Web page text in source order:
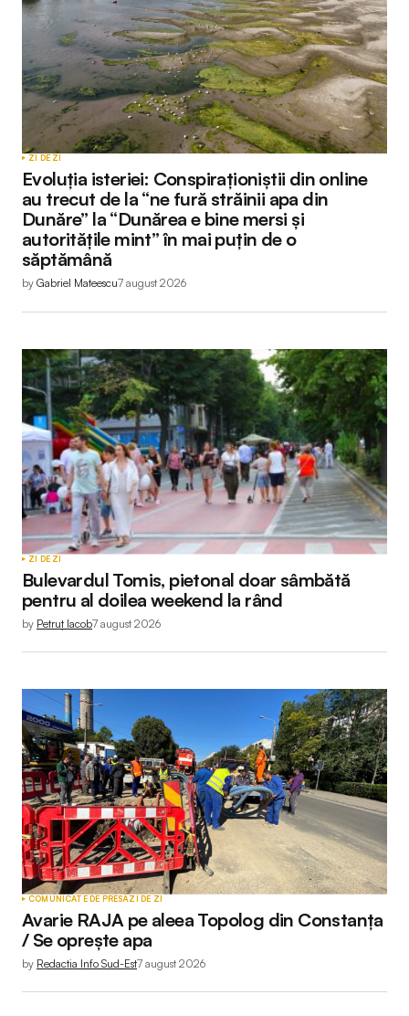
ZI DE ZI
Evoluția isteriei: Conspiraționiștii din online
au trecut de la “ne fură străinii apa din
Dunăre” la “Dunărea e bine mersi și
autoritățile mint” în mai puțin de o
săptămână
by Gabriel Mateescu7 august 2026
ZI DE ZI
Bulevardul Tomis, pietonal doar sâmbătă
pentru al doilea weekend la rând
by Petruț Iacob7 august 2026
COMUNICATE DE PRESĂZI DE ZI
Avarie RAJA pe aleea Topolog din Constanța
/ Se oprește apa
by Redactia Info Sud-Est7 august 2026